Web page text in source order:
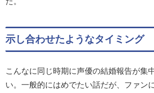
示し合わせたようなタイミング
こんなに同じ時期に声優の結婚報告が集
い。一般的にはめでたい話だが、ファン